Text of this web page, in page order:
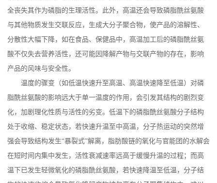
全丧失其作为磷脂的生理活性。此外，高温还会导致磷脂酰丝氨酸
与其他物质发生交联反应，生成大分子聚合物，使产品的溶解性、
分散性大幅下降，如在食品、保健品中，高温加工后的磷脂酰丝氨
酸不仅失去营养活性，还可能因降解产物与交联产物的存在，影响
产品的风味与安全性。
温度的骤变（如低温快速升至高温、高温快速降至低温）对磷
脂酰丝氨酸的影响远大于单一温度的作用，会引发其结构的剧烈变
化，加剧理化性质与活性的劣变。低温下的磷脂酰丝氨酸分子结构
处于收缩、稳定状态，若快速升温至中高温，分子热运动的突然增
强会导致结构发生“暴裂式”解离，脂肪酸链的氧化与官能团的水解会
在短时间内集中发生，活性衰减速率远高于缓慢升温的过程；而高
温下已发生轻微氧化的磷脂酰丝氨酸，若快速降温至低温，分子结